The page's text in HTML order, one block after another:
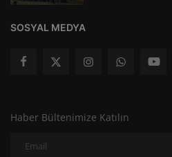
SOSYAL MEDYA
Haber Bültenimize Katılın